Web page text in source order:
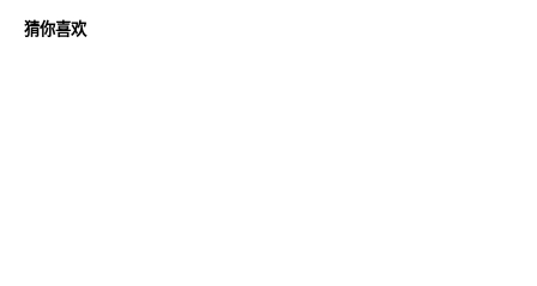
猜你喜欢